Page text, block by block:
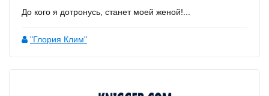
До кого я дотронусь, станет моей женой!...
"Глория Клим"